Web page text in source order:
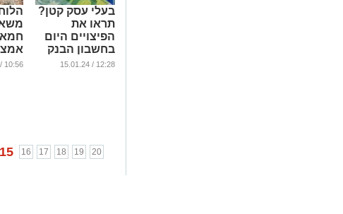
בעלי עסק קטן?
תראו את
הפיצויים היום
בחשבון הבנק
...
12:28 / 15.01.24
צפו
10:56 / 15.01.24
15 16 17 18 19
20